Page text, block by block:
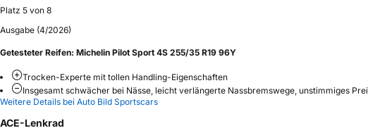
Platz 5 von 8
Ausgabe (4/2026)
Getesteter Reifen: Michelin Pilot Sport 4S 255/35 R19 96Y
Trocken-Experte mit tollen Handling-Eigenschaften
Insgesamt schwächer bei Nässe, leicht verlängerte Nassbremswege, unstimmiges
Weitere Details bei Auto Bild Sportscars
ACE-Lenkrad